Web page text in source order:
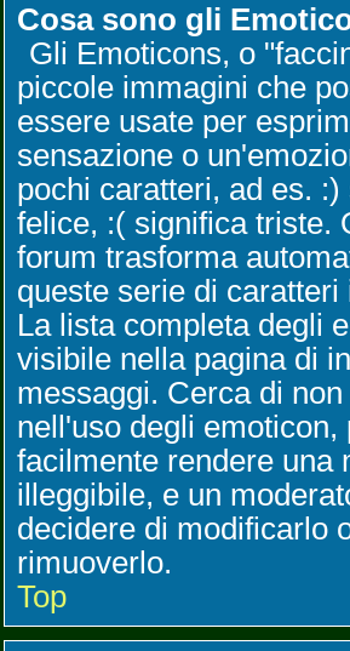
Cosa sono gli
Gli Emoticons, o
piccole immagini che
essere usate per
sensazione o
pochi caratteri, ad es.
felice, :( significa triste.
forum trasforma
queste serie di caratteri
La lista completa degli
visibile nella pagina di
messaggi. Cerca di
nell'uso degli emoticon,
facilmente rendere una
illeggibile, e un
decidere di modificarlo
rimuoverlo.
Top